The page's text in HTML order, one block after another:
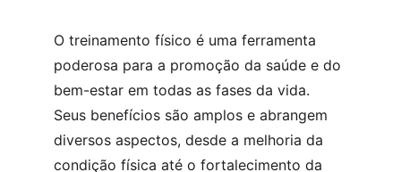
O treinamento físico é uma ferramenta
poderosa para a promoção da saúde e do
bem-estar em todas as fases da vida.
Seus benefícios são amplos e abrangem
diversos aspectos, desde a melhoria da
condição física até o fortalecimento da